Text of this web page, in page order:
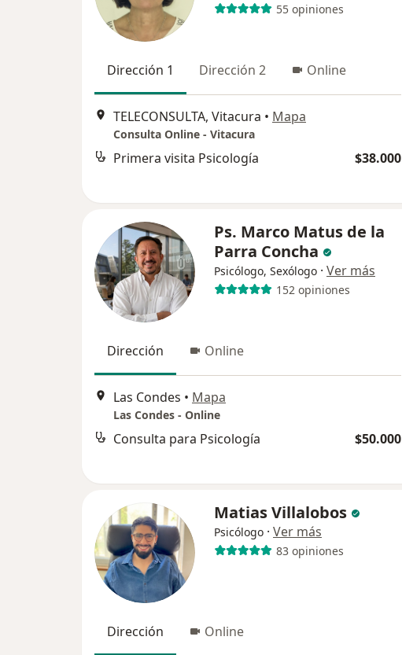
55 opiniones
Dirección 1 Dirección 2 Online
TELECONSULTA, Vitacura • Mapa
Consulta Online - Vitacura
Primera visita Psicología $38.000
Ps. Marco Matus de la
Parra Concha
Psicólogo, Sexólogo · Ver más
152 opiniones
Dirección Online
Las Condes • Mapa
Las Condes - Online
Consulta para Psicología $50.000
Matias Villalobos
Psicólogo · Ver más
83 opiniones
Dirección Online